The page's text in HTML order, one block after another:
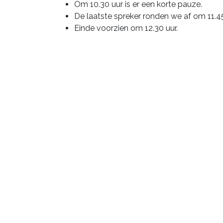
Om 10.30 uur is er een korte pauze.
De laatste spreker ronden we af om
Einde voorzien om 12.30 uur.